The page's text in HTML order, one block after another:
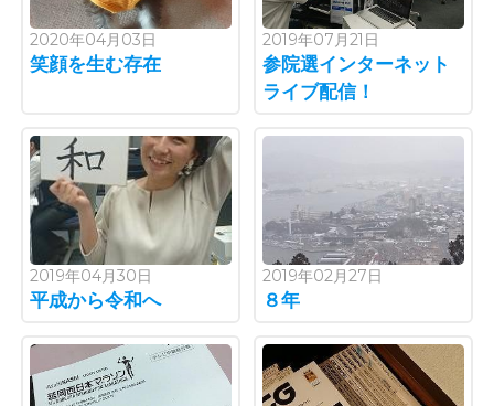
2020年04月03日
笑顔を生む存在
2019年07月21日
参院選インターネット
ライブ配信！
2019年04月30日
平成から令和へ
2019年02月27日
８年